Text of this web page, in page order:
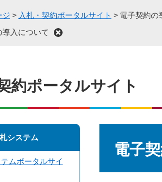
ジ > 入札・契約ポータルサイト > 電子契約の
導入について
約ポータルサイト
電子
システム
ムポータルサイ